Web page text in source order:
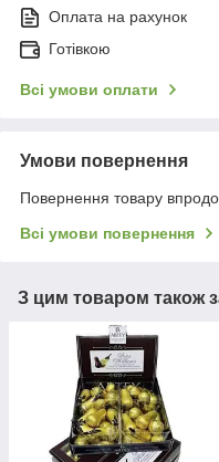
Оплата на рахунок
Готівкою
Всі умови оплати
Умови повернення
Повернення товару
Всі умови повернення
З цим товаром також